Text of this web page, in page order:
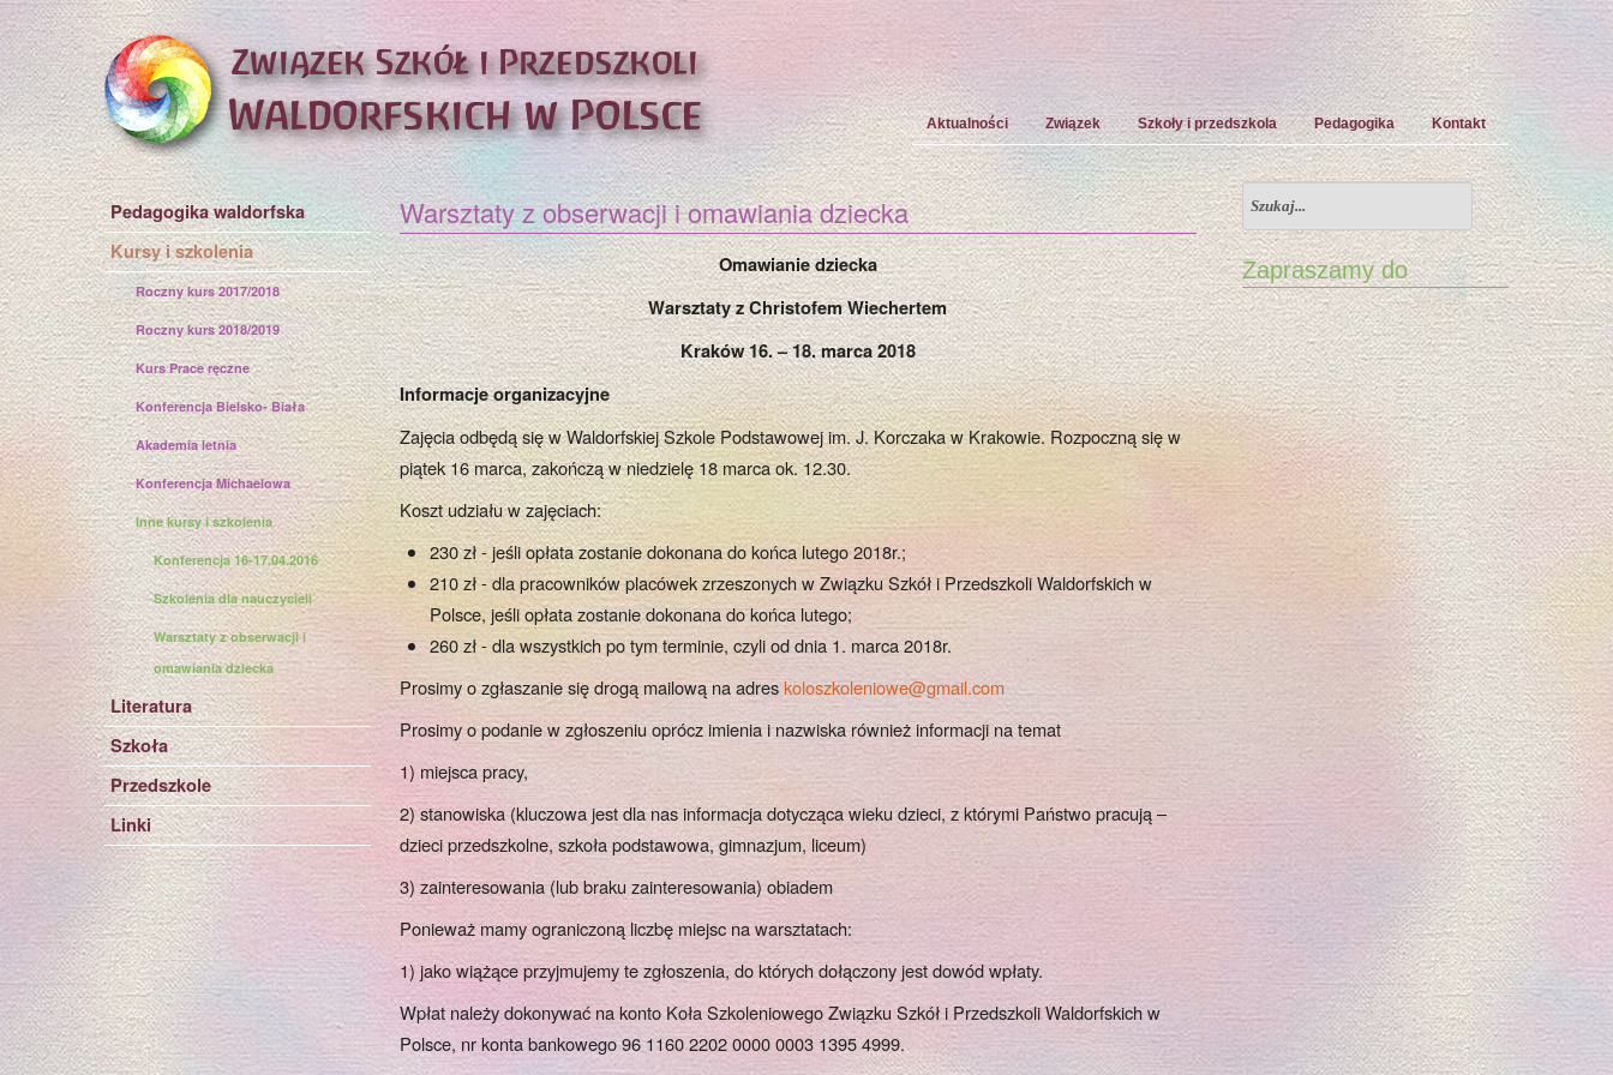
Aktualności Związek Szkoły i przedszkola Pedagogika Kontakt
Pedagogika waldorfska
Kursy i szkolenia
Roczny kurs 2017/2018
Roczny kurs 2018/2019
Kurs Prace ręczne
Konferencja Bielsko- Biała
Akademia letnia
Konferencja Michaelowa
Inne kursy i szkolenia
Konferencja 16-17.04.2016
Szkolenia dla nauczycieli
Warsztaty z obserwacji i
omawiania dziecka
Literatura
Szkoła
Przedszkole
Linki
Warsztaty z obserwacji i omawiania dziecka
Omawianie dziecka
Warsztaty z Christofem Wiechertem
Kraków 16. – 18. marca 2018
Informacje organizacyjne
Zajęcia odbędą się w Waldorfskiej Szkole Podstawowej im. J. Korczaka w Krakowie. Rozpoczną się w
piątek 16 marca, zakończą w niedzielę 18 marca ok. 12.30.
Koszt udziału w zajęciach:
230 zł - jeśli opłata zostanie dokonana do końca lutego 2018r.;
210 zł - dla pracowników placówek zrzeszonych w Związku Szkół i Przedszkoli Waldorfskich w
Polsce, jeśli opłata zostanie dokonana do końca lutego;
260 zł - dla wszystkich po tym terminie, czyli od dnia 1. marca 2018r.
Prosimy o zgłaszanie się drogą mailową na adreskoloszkoleniowe@gmail.com
Prosimy o podanie w zgłoszeniu oprócz imienia i nazwiska również informacji na temat
1) miejsca pracy,
2) stanowiska (kluczowa jest dla nas informacja dotycząca wieku dzieci, z którymi Państwo pracują –
dzieci przedszkolne, szkoła podstawowa, gimnazjum, liceum)
3) zainteresowania (lub braku zainteresowania) obiadem
Ponieważ mamy ograniczoną liczbę miejsc na warsztatach:
1) jako wiążące przyjmujemy te zgłoszenia, do których dołączony jest dowód wpłaty.
Wpłat należy dokonywać na konto Koła Szkoleniowego Związku Szkół i Przedszkoli Waldorfskich w
Polsce, nr konta bankowego 96 1160 2202 0000 0003 1395 4999.
Zapraszamy do